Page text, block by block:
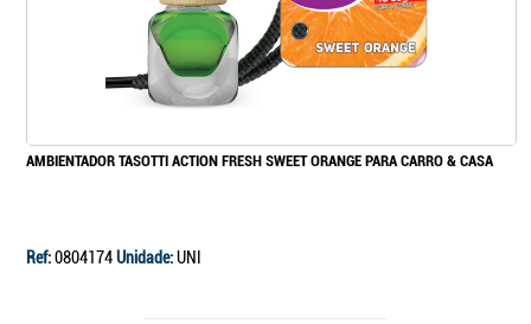
AMBIENTADOR TASOTTI ACTION FRESH SWEET ORANGE PARA CARRO & CASA
Ref:0804174Unidade:UNI